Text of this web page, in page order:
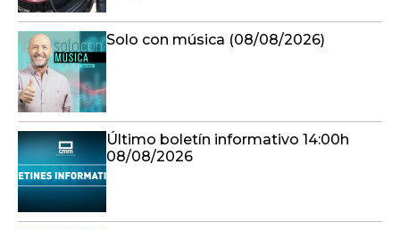
Solo con música (08/08/2026)
Último boletín informativo 14:00h
08/08/2026